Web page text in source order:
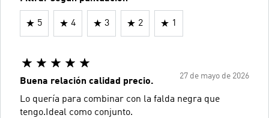
5 4 3 2 1
27 de mayo de 2026
Buena relación calidad precio.
Lo quería para combinar con la falda negra que
tengo.Ideal como conjunto.